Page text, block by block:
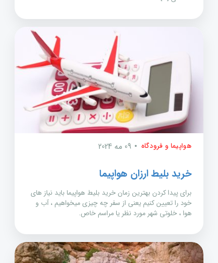
هواپیما و فرودگاه 09 مه 2024
خرید بلیط ارزان هواپیما
برای پیدا کردن بهترین زمان خرید بلیط هواپیما باید نیاز های
خود را تعیین کنیم یعنی از سفر چه چیزی میخواهیم ، آب و
هوا ، خلوتی شهر مورد نظر یا مراسم خاص.